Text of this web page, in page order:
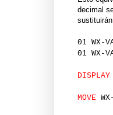
decimal
01 WX-
01 WX-
DISPLAY
MOVE